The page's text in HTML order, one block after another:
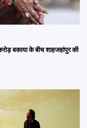
बकाया के बीच शाहजहांपुर की